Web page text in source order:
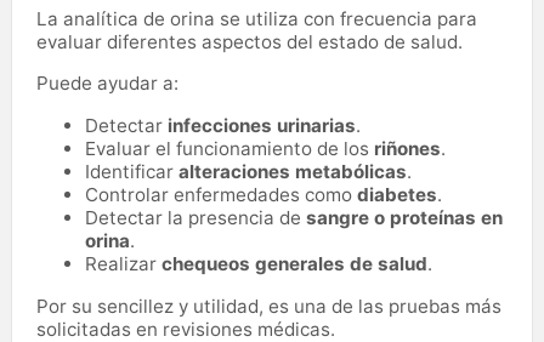
La analítica de orina se utiliza con frecuencia para
evaluar diferentes aspectos del estado de salud.
Puede ayudar a:
Detectar infecciones urinarias.
Evaluar el funcionamiento de los riñones.
Identificar alteraciones metabólicas.
Controlar enfermedades como diabetes.
Detectar la presencia de sangre o proteínas en
orina.
Realizar chequeos generales de salud.
Por su sencillez y utilidad, es una de las pruebas más
solicitadas en revisiones médicas.